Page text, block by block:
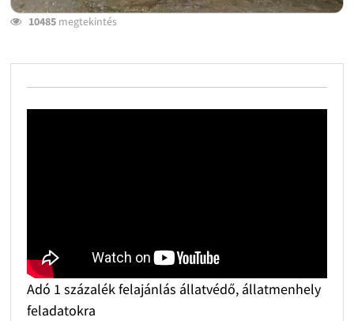
10485megtekintés
Adó 1 százalék felajánlás állatvédő, állatmenhely
feladatokra